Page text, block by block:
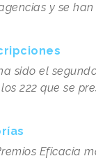
y se
sido el
222 que se
Eficacia